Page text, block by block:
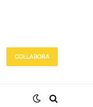
COL·LABORA